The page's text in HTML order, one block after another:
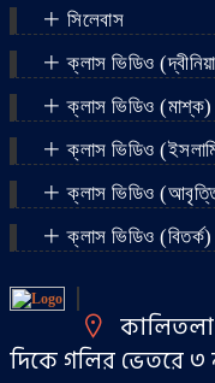
সিলেবাস
ক্লাস ভিডিও
ক্লাস ভিডিও (মাশ্‌ক)
ক্লাস ভিডিও
ক্লাস ভিডিও
ক্লাস ভিডিও (বিতর্ক)
কালিতলা
দিকে গলির ভেতরে